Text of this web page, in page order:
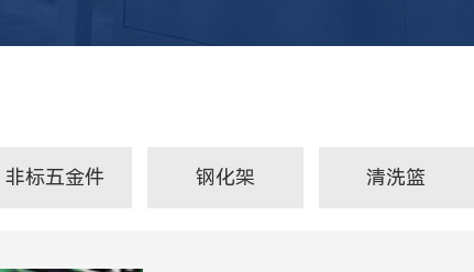
非标五金件 钢化架 清洗篮